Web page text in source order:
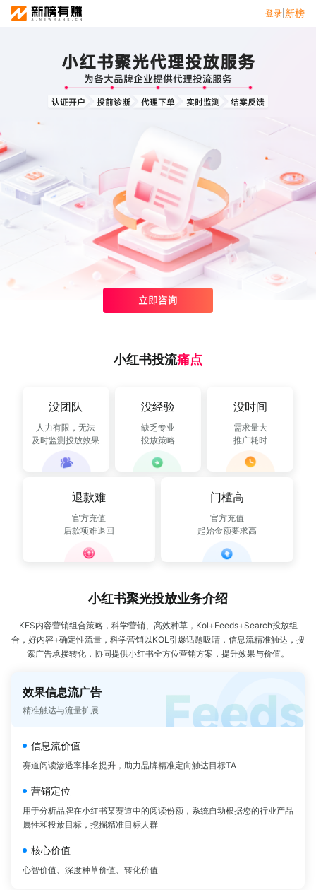
登录 新榜
小红书聚光代理投放服务
为各大品牌企业提供代理投流服务
认证开户 投前诊断 代理下单 实时监测 结案反馈
立即咨询
小红书投流痛点
没团队
人力有限，无法
及时监测投放效果
没经验
缺乏专业
投放策略
没时间
需求量大
推广耗时
退款难
官方充值
后款项难退回
门槛高
官方充值
起始金额要求高
小红书聚光投放业务介绍
KFS内容营销组合策略，科学营销、高效种草，Kol+Feeds+Search投放组
合，好内容+确定性流量，科学营销以KOL引爆话题吸睛，信息流精准触达，搜
索广告承接转化，协同提供小红书全方位营销方案，提升效果与价值。
效果信息流广告
精准触达与流量扩展
信息流价值
赛道阅读渗透率排名提升，助力品牌精准定向触达目标TA
营销定位
用于分析品牌在小红书某赛道中的阅读份额，系统自动根据您的行业产品
属性和投放目标，挖掘精准目标人群
核心价值
心智价值、深度种草价值、转化价值
登录 新榜
投公众号 达人推广
小红书聚光投放
爆文灵感库
APP新媒体推广 文旅新媒体营销
小红书素人推广
有赚资讯
深度观察 推广投放
运营动态
暂无数据